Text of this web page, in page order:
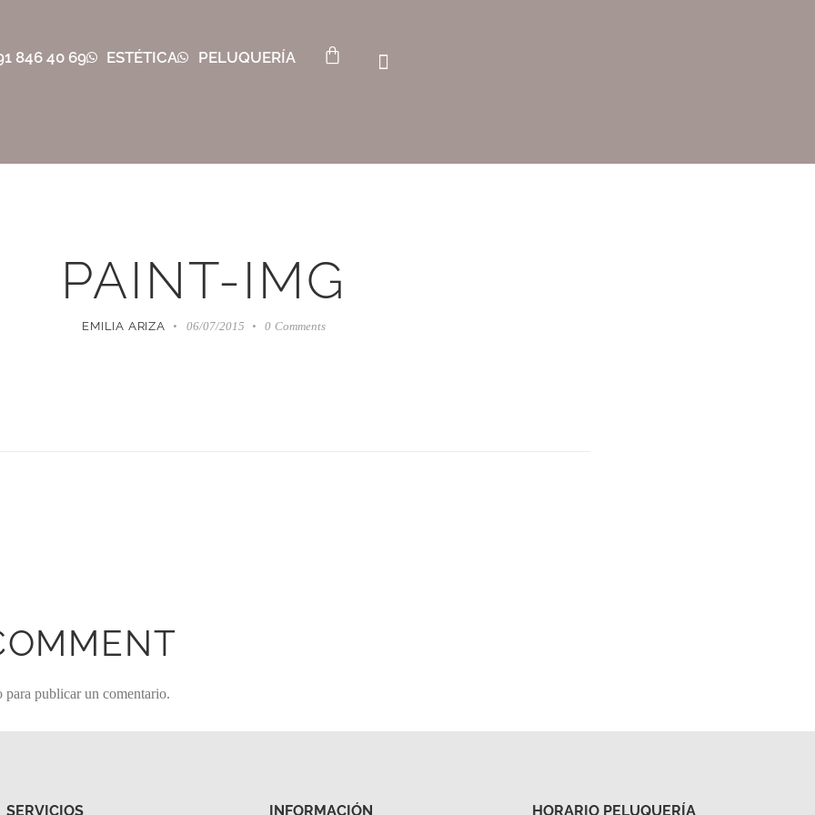
846 40 69 ESTÉTICA PELUQUERÍA
PAINT-IMG
EMILIA ARIZA 06/07/2015 0 Comments
para publicar un comentario.
SERVICIOS INFORMACIÓN HORARIO PELUQUERÍA